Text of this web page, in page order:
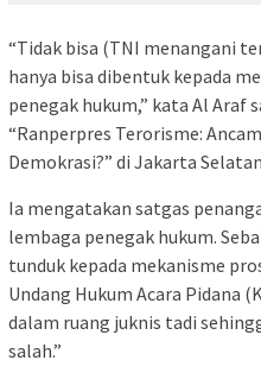
“Tidak bisa (TNI menangani
hanya bisa dibentuk kepada
penegak hukum,” kata Al Araf
“Ranperpres Terorisme:
Demokrasi?” di Jakarta
Ia mengatakan satgas
lembaga penegak hukum.
tunduk kepada mekanisme
Undang Hukum Acara Pidana
dalam ruang juknis tadi
salah.”